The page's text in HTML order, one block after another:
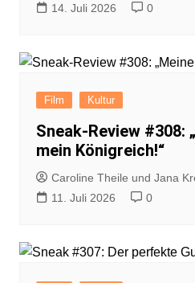
14. Juli 2026
0
Film Kultur
Sneak-Review #308:
mein Königreich!“
Caroline Theile und Jana
11. Juli 2026
0